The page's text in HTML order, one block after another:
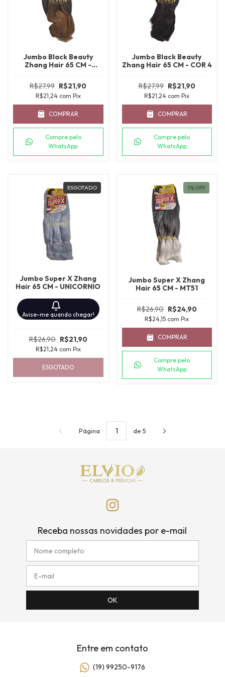
Jumbo Black Beauty
Zhang Hair 65 CM -
R$27,99 R$21,90
R$21,24 com Pix
COMPRAR
Compre pelo
WhatsApp
Jumbo Black Beauty
Zhang Hair 65 CM - COR 4
R$27,99 R$21,90
R$21,24 com Pix
COMPRAR
Compre pelo
WhatsApp
ESGOTADO
Jumbo Super X Zhang
Hair 65 CM - UNICORNIO
Avise-me quando chegar!
R$26,90 R$21,90
R$21,24 com Pix
ESGOTADO
7% OFF
Jumbo Super X Zhang
Hair 65 CM - MT51
R$26,90 R$24,90
R$24,15 com Pix
COMPRAR
Compre pelo
WhatsApp
Página de 5
Receba nossas novidades por e-mail
Entre em contato
(19) 99250-9176